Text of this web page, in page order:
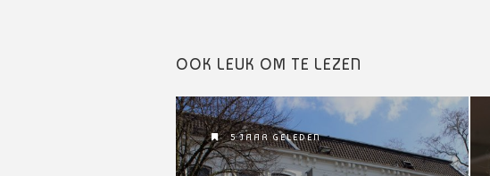
OOK LEUK OM TE LEZEN
5 JAAR GELEDEN